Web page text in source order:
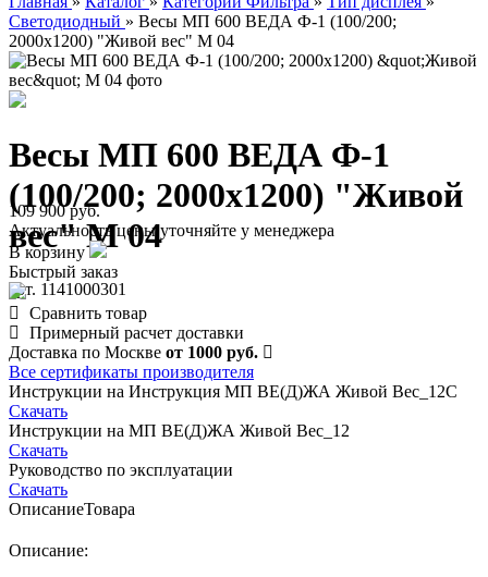
Светодиодный » Весы МП 600 ВЕДА Ф-1 (100/200;
2000х1200) "Живой вес" М 04
Весы МП 600 ВЕДА Ф-1
(100/200; 2000х1200) "Живой
вес" М 04
арт. 1141000301
109 900 руб.
Актуальность цены уточняйте у менеджера
В корзину
Быстрый заказ
Сравнить товар
Примерный расчет доставки
Доставка по Москве от 1000 руб.
Все сертификаты производителя
Инструкции на Инструкция МП ВE(Д)ЖА Живой Вес_12С
Скачать
Инструкции на МП ВЕ(Д)ЖА Живой Вес_12
Скачать
Руководство по эксплуатации
Скачать
ОписаниеТовара
Описание: